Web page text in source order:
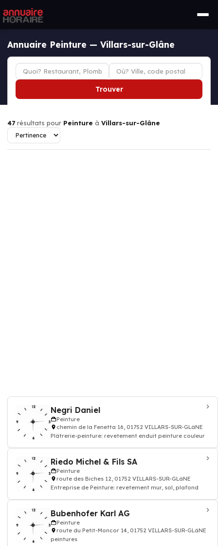
Annuaire Peinture — Villars-sur-Glâne
Trouver
47 résultats pour Peinture à Villars-sur-Glâne
Negri Daniel
Peinture
chemin de la Fenetta 16, 01752 VILLARS-SUR-GLâNE
Plâtrerie-peinture: revetement enduit peinture couleur
Riedo Michel & Fils SA
Peinture
route des Biches 12, 01752 VILLARS-SUR-GLâNE
Entreprise de Peinture: revetement mur, sol, plafond
Bubenhofer Karl AG
Peinture
route du Petit-Moncor 14, 01752 VILLARS-SUR-GLâNE
peintures